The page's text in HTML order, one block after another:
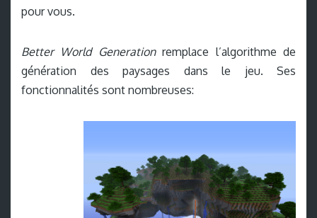
pour vous.
Better World Generationremplace l’algorithme de
génération des paysages dans le jeu. Ses
fonctionnalités sont nombreuses: